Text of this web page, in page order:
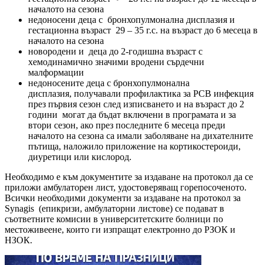
началото на сезона
недоносени деца с бронхопулмонална дисплазия и
гестационна възраст 29 – 35 г.с. на възраст до 6 месеца в
началото на сезона
новородени и деца до 2-годишна възраст с
хемодинамично значими вродени сърдечни
малформации
недоносените деца с бронхопулмонална
дисплазия, получавали профилактика за РСВ инфекция
през първия сезон след изписването и на възраст до 2
години могат да бъдат включени в програмата и за
втори сезон, ако през последните 6 месеца преди
началото на сезона са имали заболяване на дихателните
пътища, наложило приложение на кортикостероиди,
диуретици или кислород.
Необходимо е към документите за издаване на протокол да се
приложи амбулаторен лист, удостоверяващ горепосоченото.
Всички необходими документи за издаване на протокол за
Synagis (епикризи, амбулаторни листове) се подават в
съответните комисии в университетските болници по
местоживеене, които ги изпращат електронно до РЗОК и
НЗОК.